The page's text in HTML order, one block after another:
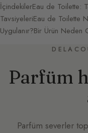
İçindekilerEau de Toilette:
TavsiyeleriEau de Toilette
Uygulanır?Bir Ürün
Parfüm
Parfüm severler